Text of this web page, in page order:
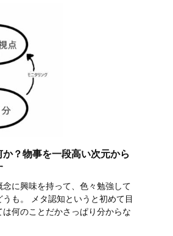
か？物事を一段高い次元から
念に興味を持って、色々勉強して
も。 メタ認知というと初めて目
何のことだかさっぱり分からな